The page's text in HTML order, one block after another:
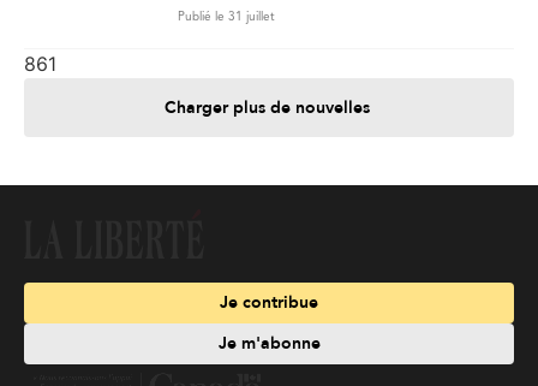
Publié le 31 juillet
861
Charger plus de nouvelles
Je contribue
Je m'abonne